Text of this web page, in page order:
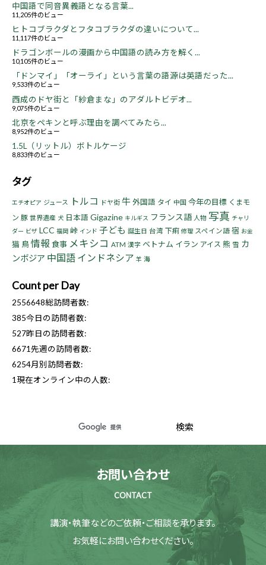
中国語で同音異義語となる言葉...
11,205件のビュー
ヒトコブラクダとフタコブラクダの違いについて...
11,117件のビュー
ドラゴンボールの漫画から中国語の読み方を解く...
10,105件のビュー
「ドンマイ」「オーライ」という言葉の語源は英語だった...
9,533件のビュー
西成のドヤ街と「紗倉まな」のアダルトビデオ...
9,075件のビュー
北京をペキンと呼ぶ理由を調べてみたら...
8,952件のビュー
1.5L（リットル）ボトルケージ
8,833件のビュー
タグ
エチオピア ジュース トルコ ドヤ街 牛 外国語 タイ 中国 今年の目標 くまモ
ン 豚 世界遺産 犬 日本語 Gigazine キルギス フランス語 人物 写真 チャリ
ダー ビザ LCC 福岡 峠 インド 子ども 誕生日 台湾 下痢 修理 スペイン語 宿 お金
猫 鳥情報 食事 メキシコ ATM 漢字 ベトナム イラン アイス 熊 雪 カ
ンボジア 中国語 インドネシア 羊 海
Count per Day
2556648総訪問者数:
385今日の訪問者数:
527昨日の訪問者数:
6671先週の訪問者数:
6254月別訪問者数:
1現在オンライン中の人数:
お問い合わせ
CONTACT
講演・執筆などのご依頼・ご相談を承ります。
お気軽にお問い合わせください。